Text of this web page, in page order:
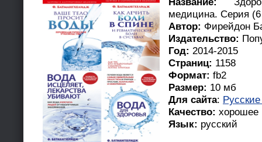
медицина. Серия (6
Автор: Фирейдон
Издательство:
Год: 2014-2015
Страниц: 1158
Формат: fb2
Размер: 10 мб
Для сайта: Русские
Качество: хорошее
Язык: русский